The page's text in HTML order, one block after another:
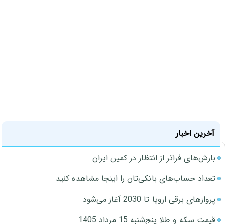
آخرین اخبار
بارش‌های فراتر از انتظار در کمین ایران
تعداد حساب‌های بانکی‌تان را اینجا مشاهده کنید
پروازهای برقی اروپا تا 2030 آغاز می‌شود
قیمت سکه و طلا پنج‌شنبه 15 مرداد 1405